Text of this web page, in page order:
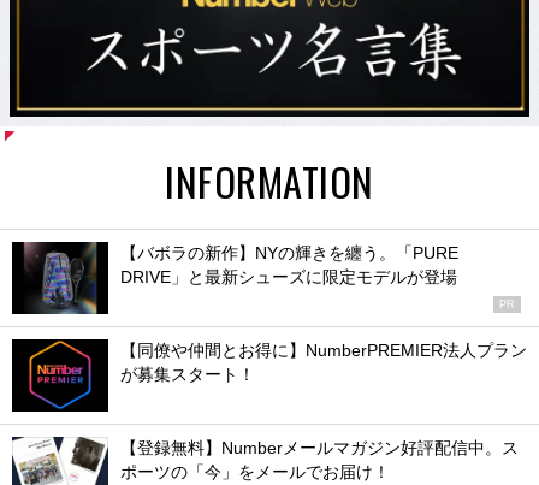
INFORMATION
【バボラの新作】NYの輝きを纏う。「PURE
DRIVE」と最新シューズに限定モデルが登場
PR
【同僚や仲間とお得に】NumberPREMIER法人プラン
が募集スタート！
【登録無料】Numberメールマガジン好評配信中。ス
ポーツの「今」をメールでお届け！